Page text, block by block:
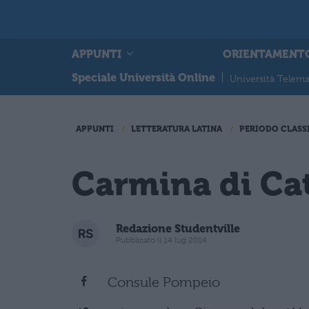
APPUNTI
Speciale Università Online
Università
APPUNTI LETTERATURA LATINA PERIODO
Carmina di
Redazione Studentville
Pubblicato il 14 lug 2014
Consule Pompeio